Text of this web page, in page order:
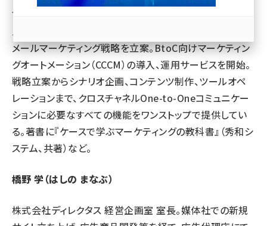
マーケティング支援サービスを開始し、航空会社、自動車
メーカー、総合電機メーカーなど数多くの大手企業のE
メールマーケティング戦略を立案。BtoC向けマーケティン
グオートメーション（CCCM）の導入、運用サービスを開始。
戦略立案からシナリオ企画、コンテンツ制作、ツールオペ
レーションまで、クロスチャネルOne-to-Oneコミュニケー
ションに必要なすべての機能をワンストップで提供してい
る。著書に『ケースで学ぶマーケティングの教科書』（秀和シ
ステム、共著）など。
橋野 学（はしの まなぶ）
株式会社ディレクタス 経営企画室 室長。媒体社での新規